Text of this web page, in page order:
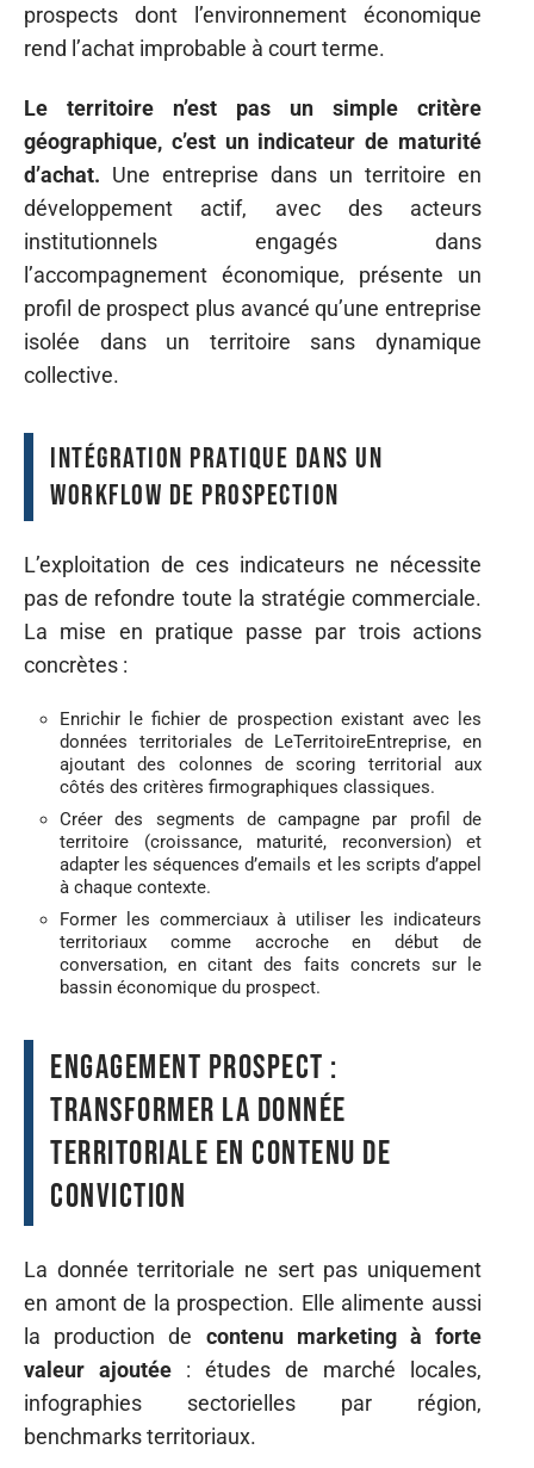
prospects dont l’environnement économique
rend l’achat improbable à court terme.
Le territoire n’est pas un simple critère
géographique, c’est un indicateur de maturité
d’achat. Une entreprise dans un territoire en
développement actif, avec des acteurs
institutionnels engagés dans
l’accompagnement économique, présente un
profil de prospect plus avancé qu’une entreprise
isolée dans un territoire sans dynamique
collective.
Intégration pratique dans un
workflow de prospection
L’exploitation de ces indicateurs ne nécessite
pas de refondre toute la stratégie commerciale.
La mise en pratique passe par trois actions
concrètes :
Enrichir le fichier de prospection existant avec les
données territoriales de LeTerritoireEntreprise, en
ajoutant des colonnes de scoring territorial aux
côtés des critères firmographiques classiques.
Créer des segments de campagne par profil de
territoire (croissance, maturité, reconversion) et
adapter les séquences d’emails et les scripts d’appel
à chaque contexte.
Former les commerciaux à utiliser les indicateurs
territoriaux comme accroche en début de
conversation, en citant des faits concrets sur le
bassin économique du prospect.
Engagement prospect :
transformer la donnée
territoriale en contenu de
conviction
La donnée territoriale ne sert pas uniquement
en amont de la prospection. Elle alimente aussi
la production de contenu marketing à forte
valeur ajoutée : études de marché locales,
infographies sectorielles par région,
benchmarks territoriaux.